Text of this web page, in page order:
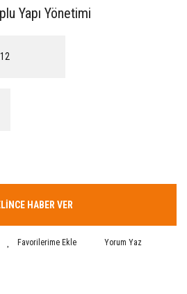
Yapı Yönetimi
HABER VER
Yorum Yaz